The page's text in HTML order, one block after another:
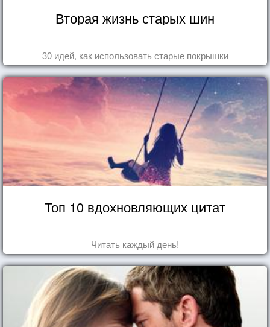
Вторая жизнь старых шин
30 идей, как использовать старые покрышки
Топ 10 вдохновляющих цитат
Читать каждый день!